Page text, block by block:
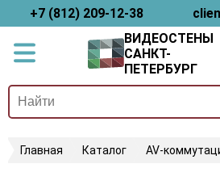
+7 (812) 209-12-38
ВИДЕОСТЕНЫ
САНКТ-
ПЕТЕРБУРГ
Главная Каталог AV-